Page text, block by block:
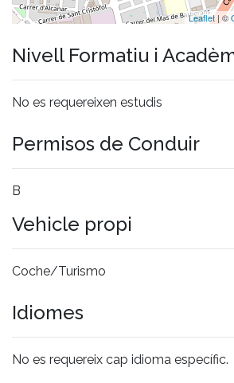
Leaflet | ©
Nivell Formatiu i
No es requereixen estudis
Permisos de Conduir
B
Vehicle propi
Coche/Turismo
Idiomes
No es requereix cap idioma específic.